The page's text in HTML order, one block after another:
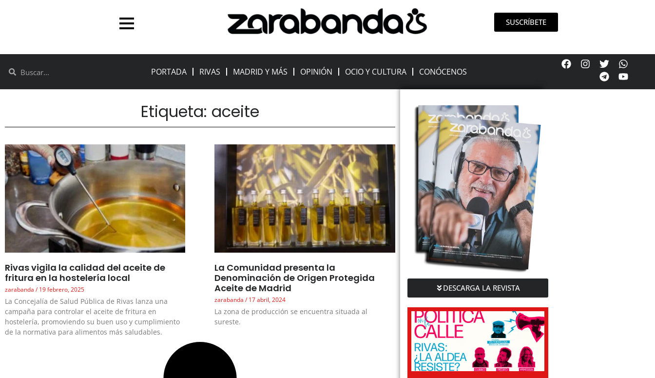
SUSCRÍBETE
PORTADA RIVAS MADRID Y MÁS OPINIÓN OCIO Y CULTURA CONÓCENOS
Etiqueta: aceite
Rivas vigila la calidad del aceite de
fritura en la hostelería local
zarabanda 19 febrero, 2025
La Concejalía de Salud Pública de Rivas lanza una
campaña para controlar el aceite de fritura en
hostelería, promoviendo su buen uso y cumplimiento
de la normativa para alimentos más saludables.
La Comunidad presenta la
Denominación de Origen Protegida
Aceite de Madrid
zarabanda 17 abril, 2024
La zona de producción se encuentra situada al
sureste.
DESCARGA LA REVISTA